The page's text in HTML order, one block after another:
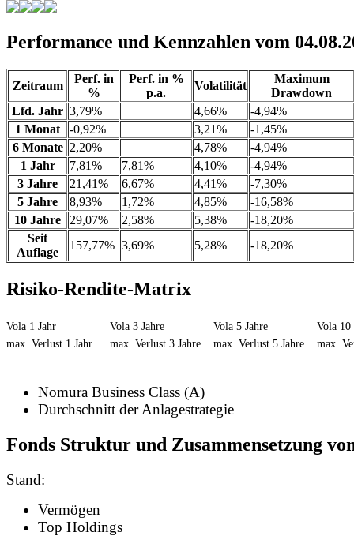
Performance und Kennzahlen vom
Zeitraum
Perf. in
%
Perf. in %
p.a.
Volatilität
Maximum
Drawdown
Lfd. Jahr 3,79% 4,66%
-4,94%
1 Monat
-0,92% 3,21%
-1,45%
6 Monate 2,20% 4,78%
-4,94%
1 Jahr
7,81% 7,81% 4,10%
-4,94%
3 Jahre
21,41% 6,67% 4,41%
-7,30%
5 Jahre
8,93% 1,72% 4,85%
-16,58%
10 Jahre
29,07% 2,58% 5,38%
-18,20%
Seit
Auflage
157,77% 3,69% 5,28% -18,20%
Risiko-Rendite-Matrix
Vola 1 Jahr Vola 3 Jahre Vola 5 Jahre
Vola 10
max. Verlust 1 Jahr
max. Verlust 3 Jahre max. Verlust 5 Jahre max.
Nomura Business Class (A)
Durchschnitt der Anlagestrategie
Fonds Struktur und Zusammensetzung
Stand:
Vermögen
Top Holdings